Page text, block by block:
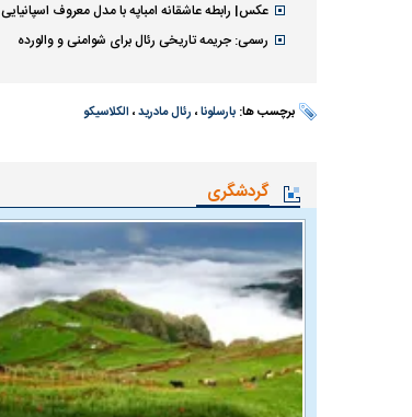
عکس| رابطه عاشقانه امباپه با مدل معروف اسپانیایی
رسمی: جریمه تاریخی رئال برای شوامنی و والورده
برچسب ها: بارسلونا، رئال مادرید، الکلاسیکو
گردشگری